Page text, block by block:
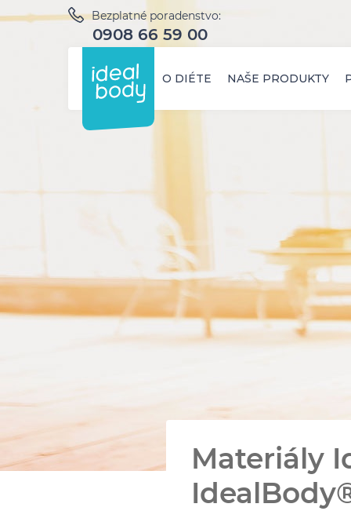
Bezplatné poradenstvo:
0908 66 59 00
O DIÉTE NAŠE PRODUKTY
Materiály